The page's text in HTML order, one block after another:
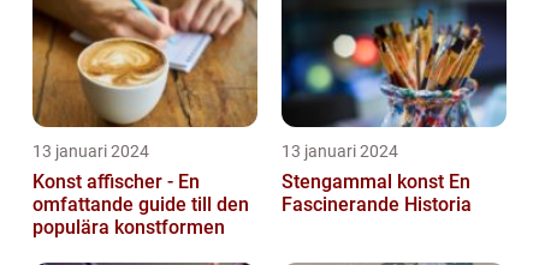
13 januari 2024
Konst affischer - En
omfattande guide till den
populära konstformen
13 januari 2024
Stengammal konst En
Fascinerande Historia